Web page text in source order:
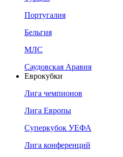
Португалия
Бельгия
МЛС
Саудовская Аравия
Еврокубки
Лига чемпионов
Лига Европы
Суперкубок УЕФА
Лига конференций